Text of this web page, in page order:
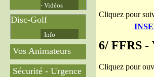
Vos Animateurs
- Vidéos
Disc-Golf
- Info
Sécurité - Urgence
Cliquez pour
6/ FFRS
Cliquez pour